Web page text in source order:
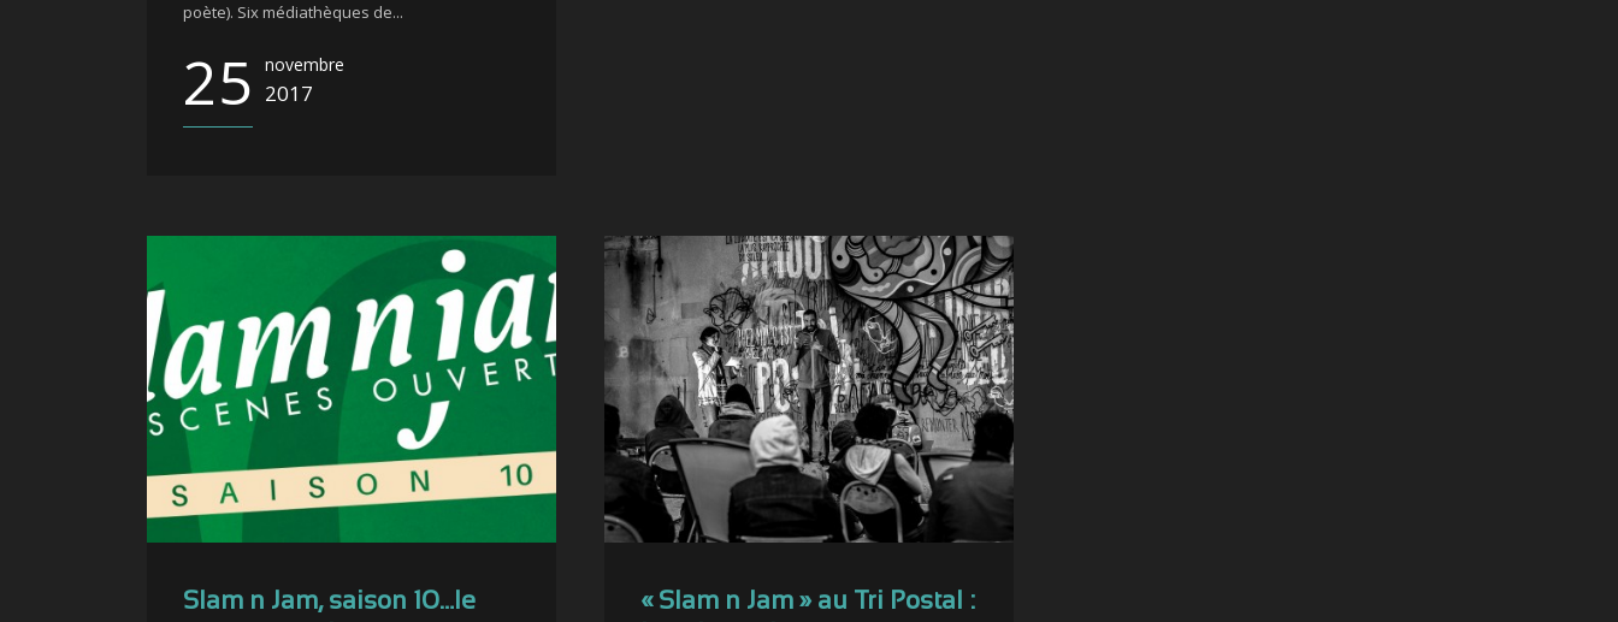
poète). Six médiathèques de...
25 novembre
2017
Slam n Jam, saison 10…le
« Slam n Jam » au Tri Postal :